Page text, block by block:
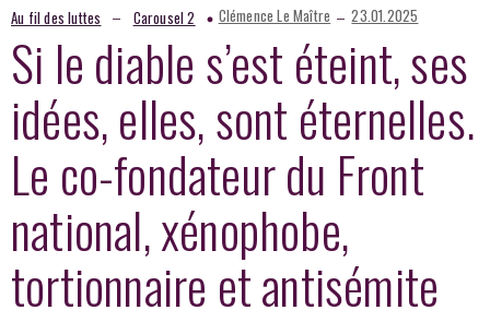
Au fil des luttes – Carousel 2 Clémence Le Maître – 23.01.2025
Si le diable s’est éteint, ses
idées, elles, sont éternelles.
Le co-fondateur du Front
national, xénophobe,
tortionnaire et antisémite